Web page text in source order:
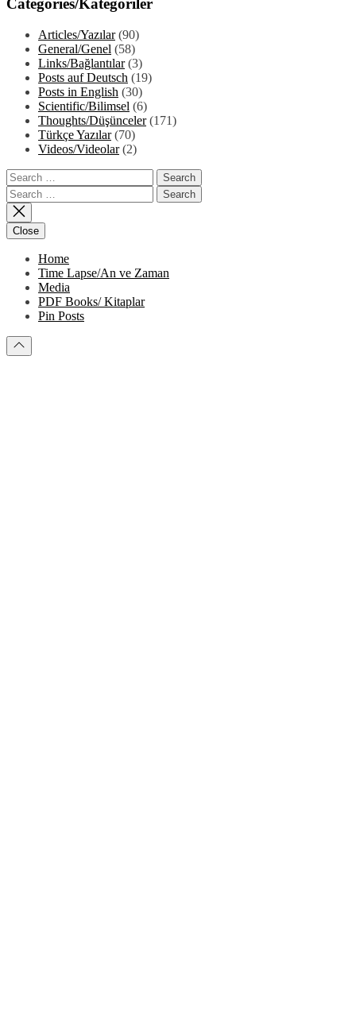
Categories/Kategoriler
Articles/Yazılar(90)
General/Genel (58)
Links/Bağlantılar(3)
Posts auf Deutsch (19)
Posts in English (30)
Scientific/Bilimsel (6)
Thoughts/Düşünceler(171)
Türkçe Yazılar(70)
Videos/Videolar(2)
Search
for:
Search
for:
Close
Home
Time Lapse/An ve Zaman
Media
PDF Books/ Kitaplar
Pin Posts